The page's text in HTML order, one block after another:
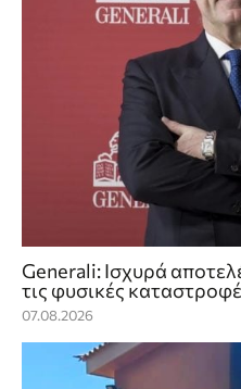
Generali: Ισχυρά
τις φυσικές
07.08.2026